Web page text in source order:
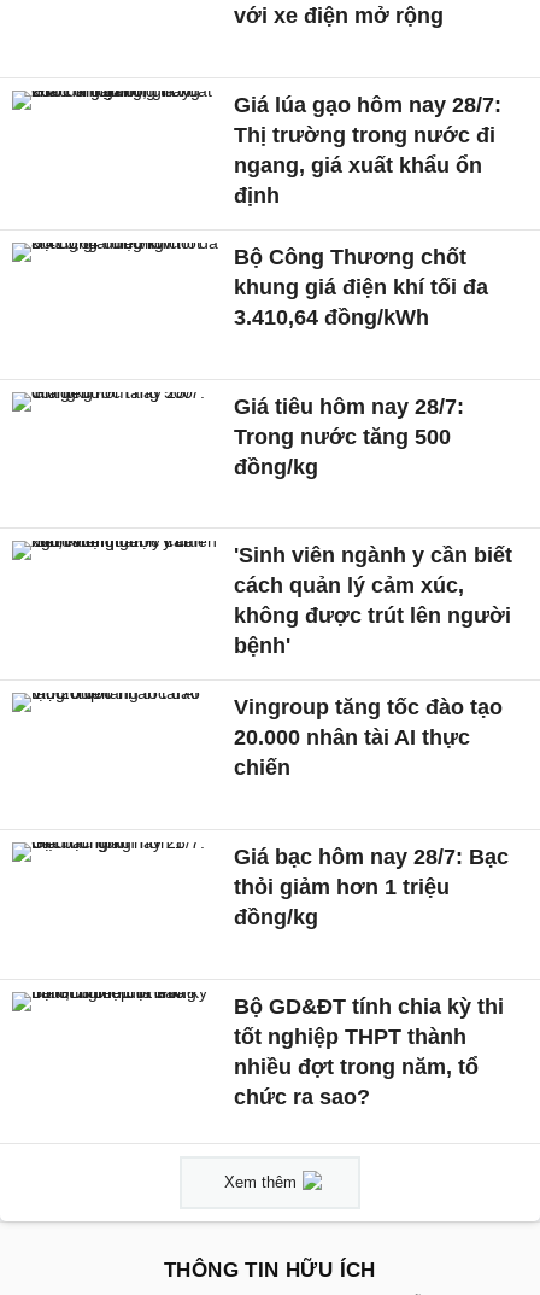
với xe điện mở rộng
Giá lúa gạo hôm nay 28/7:
Thị trường trong nước đi
ngang, giá xuất khẩu ổn
định
Bộ Công Thương chốt
khung giá điện khí tối đa
3.410,64 đồng/kWh
Giá tiêu hôm nay 28/7:
Trong nước tăng 500
đồng/kg
'Sinh viên ngành y cần biết
cách quản lý cảm xúc,
không được trút lên người
bệnh'
Vingroup tăng tốc đào tạo
20.000 nhân tài AI thực
chiến
Giá bạc hôm nay 28/7: Bạc
thỏi giảm hơn 1 triệu
đồng/kg
Bộ GD&ĐT tính chia kỳ thi
tốt nghiệp THPT thành
nhiều đợt trong năm, tổ
chức ra sao?
Xem thêm
THÔNG TIN HỮU ÍCH